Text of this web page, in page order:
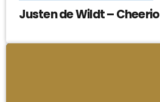
Justen de Wildt – Cheerio